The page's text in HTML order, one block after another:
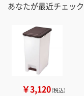
あなたが最近チェッ
￥3,120（税込）